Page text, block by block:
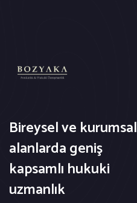
Bireysel ve kurumsal
alanlarda geniş
kapsamlı hukuki
uzmanlık